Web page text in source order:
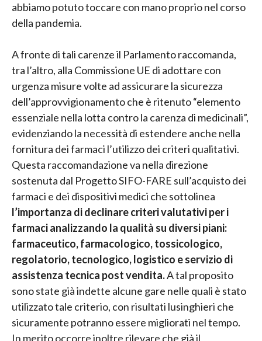
abbiamo potuto toccare con mano proprio nel corso
della pandemia.
A fronte di tali carenze il Parlamento raccomanda,
tra l’altro, alla Commissione UE di adottare con
urgenza misure volte ad assicurare la sicurezza
dell’approvvigionamento che è ritenuto “elemento
essenziale nella lotta contro la carenza di medicinali”,
evidenziando la necessità di estendere anche nella
fornitura dei farmaci l’utilizzo dei criteri qualitativi.
Questa raccomandazione va nella direzione
sostenuta dal Progetto SIFO-FARE sull’acquisto dei
farmaci e dei dispositivi medici che sottolinea
l’importanza di declinare criteri valutativi per i
farmaci analizzando la qualità su diversi piani:
farmaceutico, farmacologico, tossicologico,
regolatorio, tecnologico, logistico e servizio di
assistenza tecnica post vendita.A tal proposito
sono state già indette alcune gare nelle quali è stato
utilizzato tale criterio, con risultati lusinghieri che
sicuramente potranno essere migliorati nel tempo.
In merito occorre inoltre rilevare che già il